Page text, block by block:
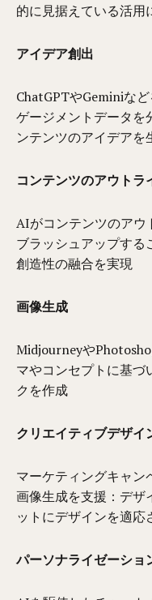
的に見据えている活用
アイデア創出
ChatGPTやGeminiな
ゲージメントデータを
ンテンツのアイデアを
コンテンツのアウトラ
AIがコンテンツのアウ
ブラッシュアップす
創造性の融合を実現
画像生成
Midjourneyや
マやコンセプトに基づ
クを作成
クリエイティブデザイ
マーケティングキャン
画像生成を支援：デザ
ットにデザインを適応
パーソナライゼーショ